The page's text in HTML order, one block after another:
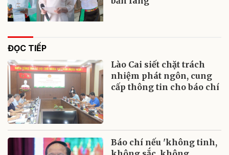
ĐỌC TIẾP
Lào Cai siết chặt trách
nhiệm phát ngôn, cung
cấp thông tin cho báo chí
Báo chí nếu 'không tinh,